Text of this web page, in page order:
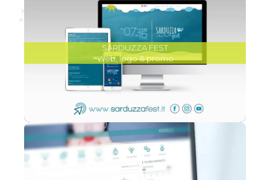
SARDUZZA FEST
Web, logo & promo